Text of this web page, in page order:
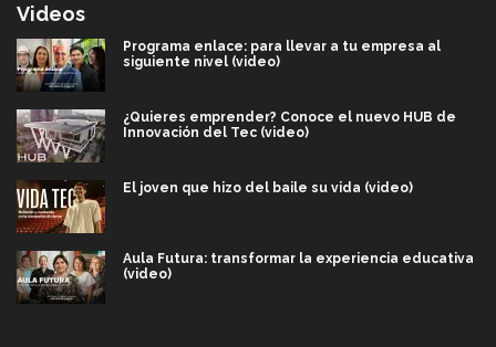
Videos
Programa enlace: para llevar a tu empresa al
siguiente nivel (video)
¿Quieres emprender? Conoce el nuevo HUB de
Innovación del Tec (video)
El joven que hizo del baile su vida (video)
Aula Futura: transformar la experiencia educativa
(video)